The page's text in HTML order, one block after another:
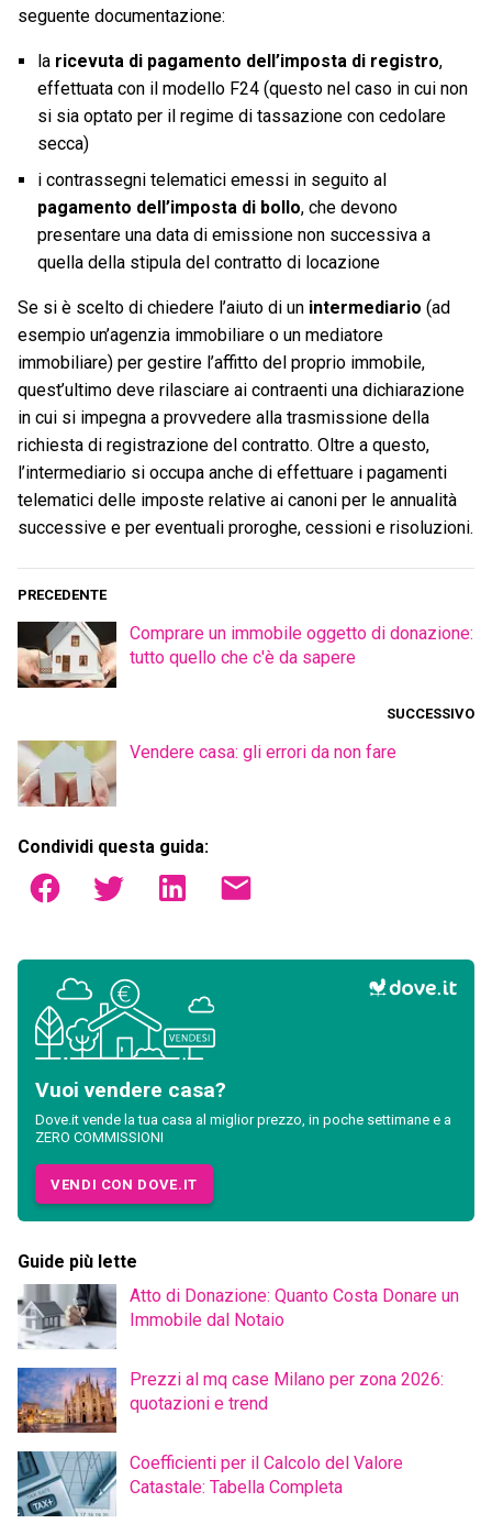
seguente documentazione:
la ricevuta di pagamento dell’imposta di registro,
effettuata con il modello F24 (questo nel caso in cui non
si sia optato per il regime di tassazione con cedolare
secca)
i contrassegni telematici emessi in seguito al
pagamento dell’imposta di bollo, che devono
presentare una data di emissione non successiva a
quella della stipula del contratto di locazione
Se si è scelto di chiedere l’aiuto di un intermediario (ad
esempio un’agenzia immobiliare o un mediatore
immobiliare) per gestire l’affitto del proprio immobile,
quest’ultimo deve rilasciare ai contraenti una dichiarazione
in cui si impegna a provvedere alla trasmissione della
richiesta di registrazione del contratto. Oltre a questo,
l’intermediario si occupa anche di effettuare i pagamenti
telematici delle imposte relative ai canoni per le annualità
successive e per eventuali proroghe, cessioni e risoluzioni.
PRECEDENTE
Comprare un immobile oggetto di donazione:
tutto quello che c'è da sapere
SUCCESSIVO
Vendere casa: gli errori da non fare
Condividi questa guida:
Vuoi vendere casa?
Dove.it vende la tua casa al miglior prezzo, in poche settimane e a
ZERO COMMISSIONI
VENDI CON DOVE.IT
Guide più lette
Atto di Donazione: Quanto Costa Donare un
Immobile dal Notaio
Prezzi al mq case Milano per zona 2026:
quotazioni e trend
Coefficienti per il Calcolo del Valore
Catastale: Tabella Completa